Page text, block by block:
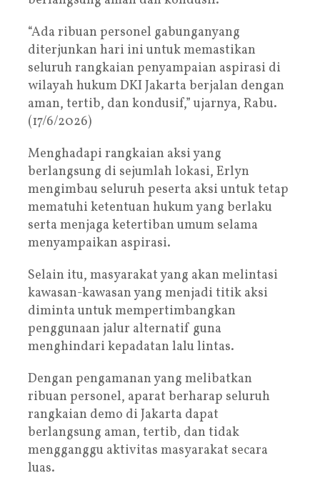
“Ada ribuan personel gabunganyang
diterjunkan hari ini untuk memastikan
seluruh rangkaian penyampaian aspirasi di
wilayah hukum DKI Jakarta berjalan dengan
aman, tertib, dan kondusif,” ujarnya, Rabu.
(17/6/2026)
Menghadapi rangkaian aksi yang
berlangsung di sejumlah lokasi, Erlyn
mengimbau seluruh peserta aksi untuk tetap
mematuhi ketentuan hukum yang berlaku
serta menjaga ketertiban umum selama
menyampaikan aspirasi.
Selain itu, masyarakat yang akan melintasi
kawasan-kawasan yang menjadi titik aksi
diminta untuk mempertimbangkan
penggunaan jalur alternatif guna
menghindari kepadatan lalu lintas.
Dengan pengamanan yang melibatkan
ribuan personel, aparat berharap seluruh
rangkaian demo di Jakarta dapat
berlangsung aman, tertib, dan tidak
mengganggu aktivitas masyarakat secara
luas.